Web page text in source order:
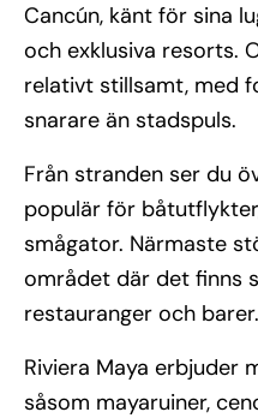
Cancún, känt för sina
och exklusiva resorts.
relativt stillsamt, med
snarare än stadspuls.
Från stranden ser du
populär för
smågator. Närmaste
området där det finns
restauranger och barer.
Riviera Maya erbjuder
såsom mayaruiner,